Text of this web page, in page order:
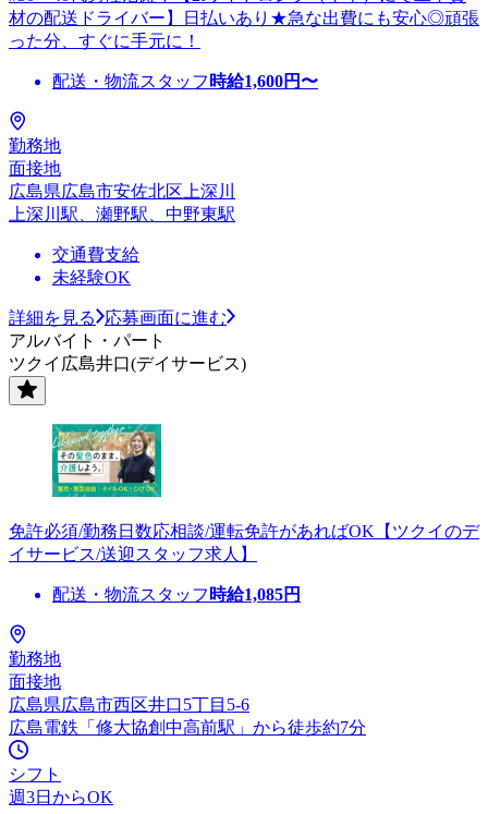
材の配送ドライバー】日払いあり★急な出費にも安心◎頑張
った分、すぐに手元に！
配送・物流スタッフ 時給1,600円〜
勤務地
面接地
広島県広島市安佐北区上深川
上深川駅、瀬野駅、中野東駅
交通費支給
未経験OK
詳細を見る
応募画面に進む
アルバイト・パート
ツクイ広島井口(デイサービス)
免許必須/勤務日数応相談/運転免許があればOK【ツクイのデ
イサービス/送迎スタッフ求人】
配送・物流スタッフ 時給1,085円
勤務地
面接地
広島県広島市西区井口5丁目5-6
広島電鉄「修大協創中高前駅」から徒歩約7分
シフト
週3日からOK